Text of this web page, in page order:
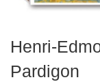
air
Pendules
Echiquier
Henri-
Pardigon